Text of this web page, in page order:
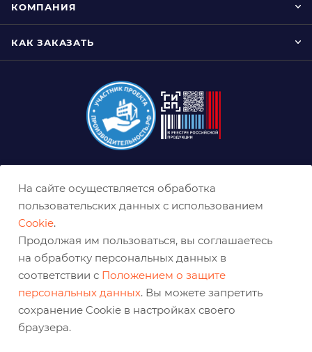
КОМПАНИЯ
КАК ЗАКАЗАТЬ
ekb@belabraziv.ru
На сайте осуществляется обработка
пользовательских данных с использованием
Cookie.
Продолжая им пользоваться, вы соглашаетесь
на обработку персональных данных в
соответствии с Положением о защите
персональных данных. Вы можете запретить
сохранение Cookie в настройках своего
браузера.